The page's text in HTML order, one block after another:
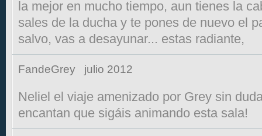
la mejor en mucho tiempo, aun tienes la
sales de la ducha y te pones de nuevo el
salvo, vas a desayunar... estas radiante,
FandeGrey julio 2012
Neliel el viaje amenizado por Grey sin
encantan que sigáis animando esta sala!